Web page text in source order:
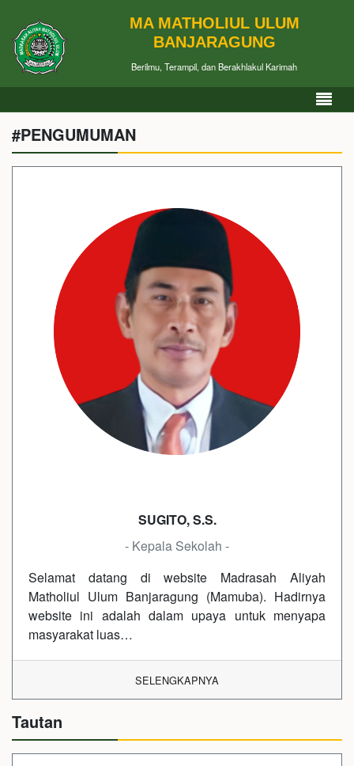
MA MATHOLIUL ULUM
BANJARAGUNG
Berilmu, Terampil, dan Berakhlakul Karimah
#PENGUMUMAN
SUGITO, S.S.
- Kepala Sekolah -
Selamat datang di website Madrasah Aliyah
Matholiul Ulum Banjaragung (Mamuba). Hadirnya
website ini adalah dalam upaya untuk menyapa
masyarakat luas…
SELENGKAPNYA
Tautan